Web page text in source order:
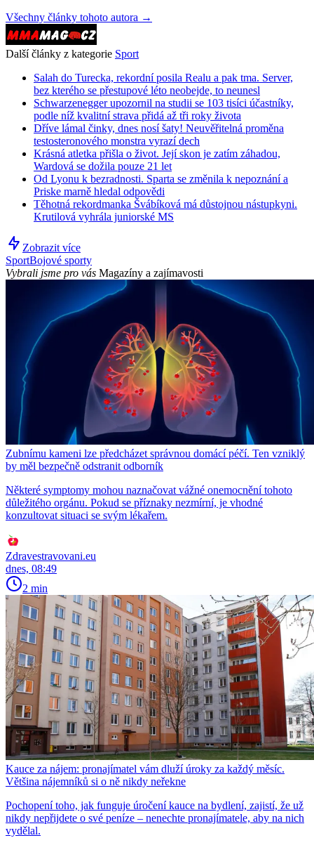
Všechny články tohoto autora →
Další články z kategorie Sport
Salah do Turecka, rekordní posila Realu a pak tma. Server,
bez kterého se přestupové léto neobejde, to neunesl
Schwarzenegger upozornil na studii se 103 tisíci účastníky,
podle níž kvalitní strava přidá až tři roky života
Dříve lámal činky, dnes nosí šaty! Neuvěřitelná proměna
testosteronového monstra vyrazí dech
Krásná atletka přišla o život. Její skon je zatím záhadou,
Wardová se dožila pouze 21 let
Od Lyonu k bezradnosti. Sparta se změnila k nepoznání a
Priske marně hledal odpovědi
Těhotná rekordmanka Švábíková má důstojnou nástupkyni.
Krutilová vyhrála juniorské MS
Zobrazit více
SportBojové sporty
Vybrali jsme pro vás Magazíny a zajímavosti
Zubnímu kameni lze předcházet správnou domácí péčí. Ten vzniklý
by měl bezpečně odstranit odborník
Některé symptomy mohou naznačovat vážné onemocnění tohoto
důležitého orgánu. Pokud se příznaky nezmírní, je vhodné
konzultovat situaci se svým lékařem.
Zdravestravovani.eu
dnes, 08:49
2 min
Kauce za nájem: pronajímatel vám dluží úroky za každý měsíc.
Většina nájemníků si o ně nikdy neřekne
Pochopení toho, jak funguje úročení kauce na bydlení, zajistí, že už
nikdy nepřijdete o své peníze – nenechte pronajímatele, aby na nich
vydělal.